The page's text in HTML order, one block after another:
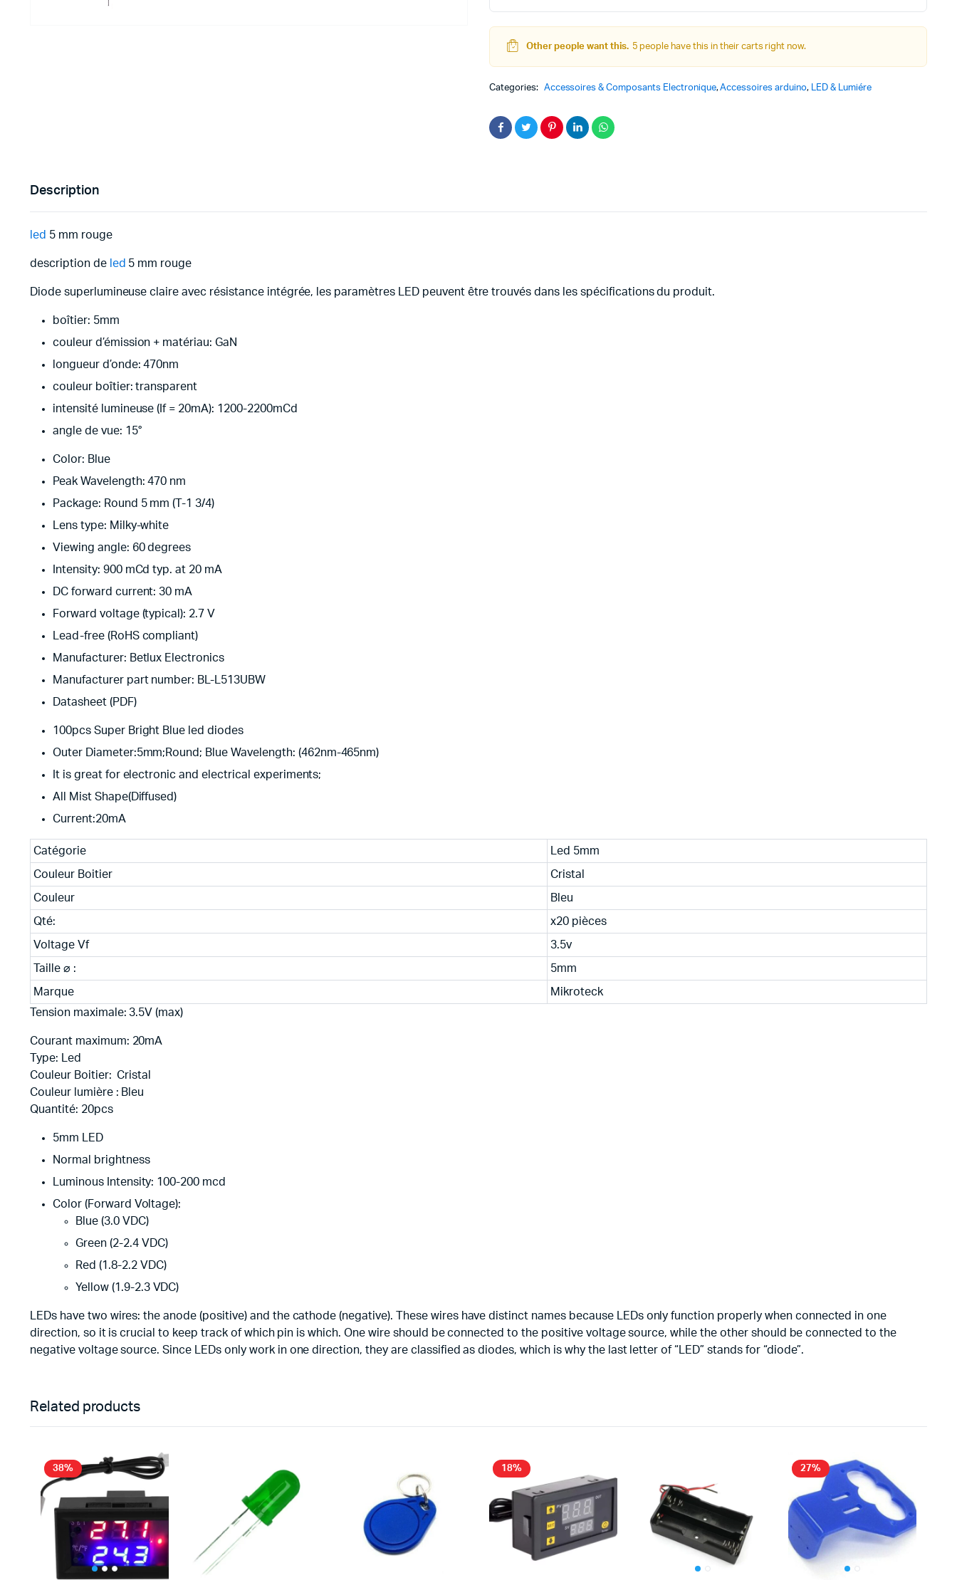
Lego Education
Pack Arduino – raspberry pi
rouge
Other people want this. 5 people have this in their carts right now.
Categories: Accessoires & Composants Electronique,Accessoires arduino, LED & Lumiére
Description
led 5 mm rouge
description de led 5 mm rouge
Diode superlumineuse claire avec résistance intégrée, les paramètres LED peuvent être trouvés dans les spécifications du produit.
boîtier: 5mm
couleur d’émission + matériau: GaN
longueur d’onde: 470nm
couleur boîtier: transparent
intensité lumineuse (If = 20mA): 1200-2200mCd
angle de vue: 15°
Color: Blue
Peak Wavelength: 470 nm
Package: Round 5 mm (T-1 3/4)
Lens type: Milky-white
Viewing angle: 60 degrees
Intensity: 900 mCd typ. at 20 mA
DC forward current: 30 mA
Forward voltage (typical): 2.7 V
Lead-free (RoHS compliant)
Manufacturer: Betlux Electronics
Manufacturer part number: BL-L513UBW
Datasheet (PDF)
100pcs Super Bright Blue led diodes
Outer Diameter:5mm;Round; Blue Wavelength: (462nm-465nm)
It is great for electronic and electrical experiments;
All Mist Shape(Diffused)
Current:20mA
Catégorie Led 5mm
Couleur Boitier Cristal
Couleur Bleu
Qté: x20 pièces
Voltage Vf 3.5v
Taille ⌀ : 5mm
Marque
Mikroteck
Tension maximale: 3.5V (max)
Courant maximum: 20mA
Type: Led
Couleur Boitier: Cristal
Couleur lumière : Bleu
Quantité: 20pcs
5mm LED
Normal brightness
Luminous Intensity: 100-200 mcd
Color (Forward Voltage):
Blue (3.0 VDC)
Green (2-2.4 VDC)
Red (1.8-2.2 VDC)
Yellow (1.9-2.3 VDC)
LEDs have two wires: the anode (positive) and the cathode (negative). These wires have distinct names because LEDs only function properly when connected in one
direction, so it is crucial to keep track of which pin is which. One wire should be connected to the positive voltage source, while the other should be connected to the
negative voltage source. Since LEDs only work in one direction, they are classified as diodes, which is why the last letter of “LED” stands for “diode”.
Related products
38% 18% 27%